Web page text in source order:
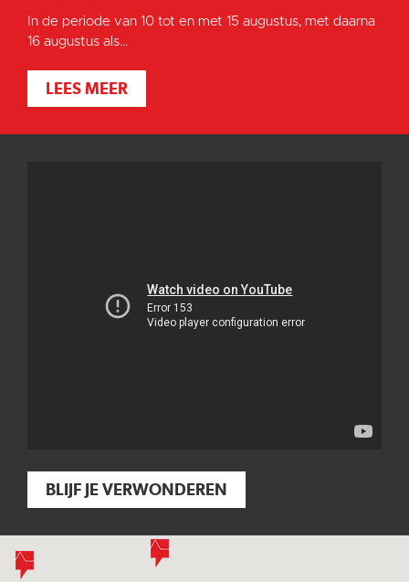
In de periode van 10 tot en met 15 augustus, met daarna
16 augustus als...
LEES MEER
BLIJF JE VERWONDEREN